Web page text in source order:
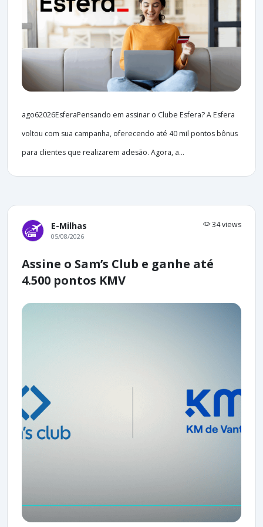
ago62026EsferaPensando em assinar o Clube Esfera? A Esfera
voltou com sua campanha, oferecendo até 40 mil pontos bônus
para clientes que realizarem adesão. Agora, a...
E-Milhas 34 views
05/08/2026
Assine o Sam’s Club e ganhe até
4.500 pontos KMV